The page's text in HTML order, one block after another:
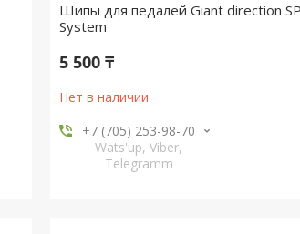
Шипы для педалей Giant direction
System
5 500 ₸
Нет в наличии
+7 (705) 253-98-70
Wats'up, Viber,
Telegramm